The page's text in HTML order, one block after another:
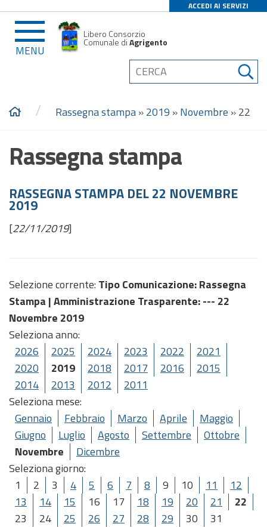
ACCEDI AI SERVIZI
MENU
Libero Consorzio
Comunale diAgrigento
/ Rassegna stampa»2019 »Novembre »22
Rassegna stampa
RASSEGNA STAMPA DEL 22 NOVEMBRE
2019
[22/11/2019]
Selezione corrente: Tipo Comunicazione: Rassegna
Stampa |Amministrazione Trasparente: --- 22
Novembre 2019
Seleziona anno:
2026
2025 2024 2023 2022
2021
2020
2019 2018 2017 2016
2015
2014
2013 2012
2011
Seleziona mese:
Gennaio
Febbraio Marzo Aprile
Maggio
Giugno
Luglio Agosto Settembre
Ottobre
Novembre
Dicembre
Seleziona giorno:
1
2 3 4 5 6 7 8 9 10 11
12
13
14 15 16 17 18 19 20 21
22
23
24 25 26 27 28 29 30 31